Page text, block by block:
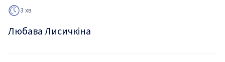
3 хв
Любава Лисичкіна